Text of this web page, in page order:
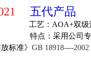
五代产品
工艺：AOA+双级
特点：采用公司专利
标准》 GB 18918----